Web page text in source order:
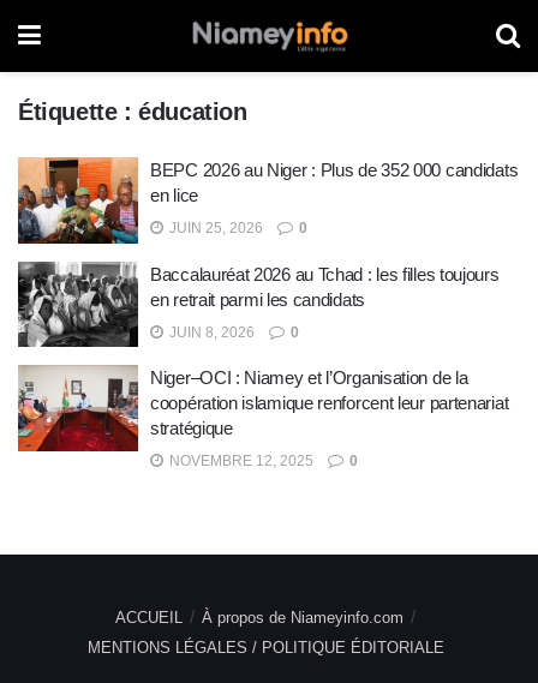
Étiquette :éducation
BEPC 2026 au Niger : Plus de 352 000 candidats
en lice
JUIN 25, 2026 0
Baccalauréat 2026 au Tchad : les filles toujours
en retrait parmi les candidats
JUIN 8, 2026 0
Niger–OCI : Niamey et l’Organisation de la
coopération islamique renforcent leur partenariat
stratégique
NOVEMBRE 12, 2025 0
ACCUEIL
À propos de Niameyinfo.com
MENTIONS LÉGALES / POLITIQUE ÉDITORIALE